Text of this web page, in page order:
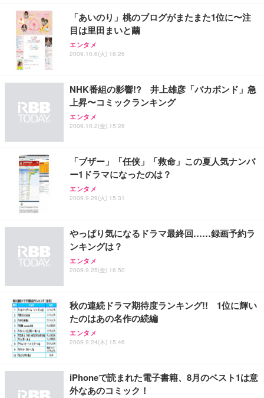
レスト 3Dヘッドレスト ハンガー付き 高反発クッシ
ョン PCチェア 通気性メッシュ ゲーミング/勉強/事
務用 おしゃれ パソコンチェア (ホワイト)
￥7,680
ANDWINT オフィスチェア デスクチェア 肘なし メ
ト 幅52×奥行58.5×高さ84～96cm テレワーク 在宅
勤務 ブラック
￥4,139
応 ComfortView ビジネス向け
￥15,800
【MiniLED/24.5inch/280Hz/FHD】GRAPHT THE S
像低減 (3年保証 | 輝点保証 | 日本メーカー)
￥34,980
￥3,670
アイリスオーヤマ ペットシーツ 超厚型 お徳用 レギ
￥3,731
「あいのり」桃のブログがまたまた1位に〜注
目は里田まいと繭
エンタメ
2009.10.6(火) 16:26
NHK番組の影響!? 井上雄彦「バカボンド」急
上昇〜コミックランキング
エンタメ
2009.10.2(金) 15:28
「ブザー」「任侠」「救命」この夏人気ナンバ
ー1ドラマになったのは？
エンタメ
2009.9.29(火) 15:31
やっぱり気になるドラマ最終回……録画予約ラ
ンキングは？
エンタメ
2009.9.25(金) 16:50
秋の連続ドラマ期待度ランキング!! 1位に輝い
たのはあの名作の続編
エンタメ
2009.9.24(木) 15:46
iPhoneで読まれた電子書籍、8月のベスト1は意
外なあのコミック！